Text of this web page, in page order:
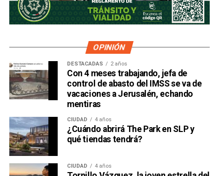
OPINIÓN
DESTACADAS 2 años
Con 4 meses trabajando, jefa de
control de abasto del IMSS se va de
vacaciones a Jerusalén, echando
mentiras
CIUDAD 4 años
¿Cuándo abrirá The Park en SLP y
qué tiendas tendrá?
CIUDAD 4 años